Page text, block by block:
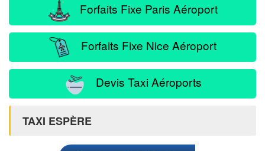
Forfaits Fixe Paris Aéroport
Forfaits Fixe Nice Aéroport
Devis Taxi Aéroports
TAXI ESPÈRE